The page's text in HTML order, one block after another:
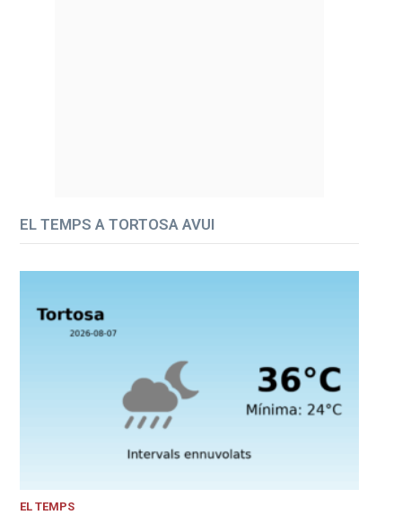
EL TEMPS A TORTOSA AVUI
EL TEMPS